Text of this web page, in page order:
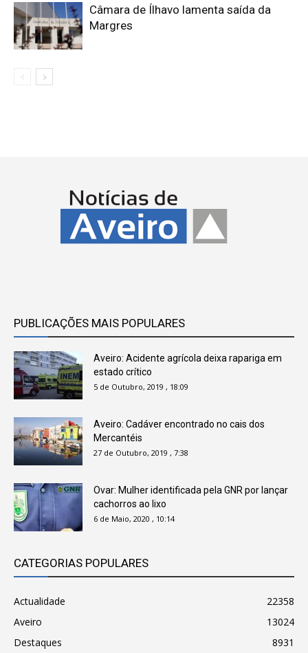
Câmara de Ílhavo lamenta saída da
Margres
PUBLICAÇÕES MAIS POPULARES
Aveiro: Acidente agrícola deixa rapariga em
estado crítico
5 de Outubro, 2019 , 18:09
Aveiro: Cadáver encontrado no cais dos
Mercantéis
27 de Outubro, 2019 , 7:38
Ovar: Mulher identificada pela GNR por lançar
cachorros ao lixo
6 de Maio, 2020 , 10:14
CATEGORIAS POPULARES
Actualidade
22358
Aveiro
13024
Destaques
8931